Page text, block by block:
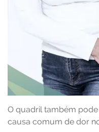
O quadril também
causa comum de dor